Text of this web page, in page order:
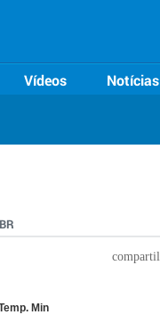
Vídeos Notícias
Min